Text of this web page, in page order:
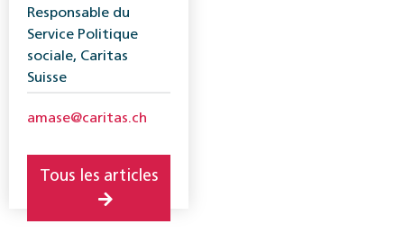
Responsable du
Service Politique
sociale, Caritas
Suisse
amase@caritas.ch
Tous les articles